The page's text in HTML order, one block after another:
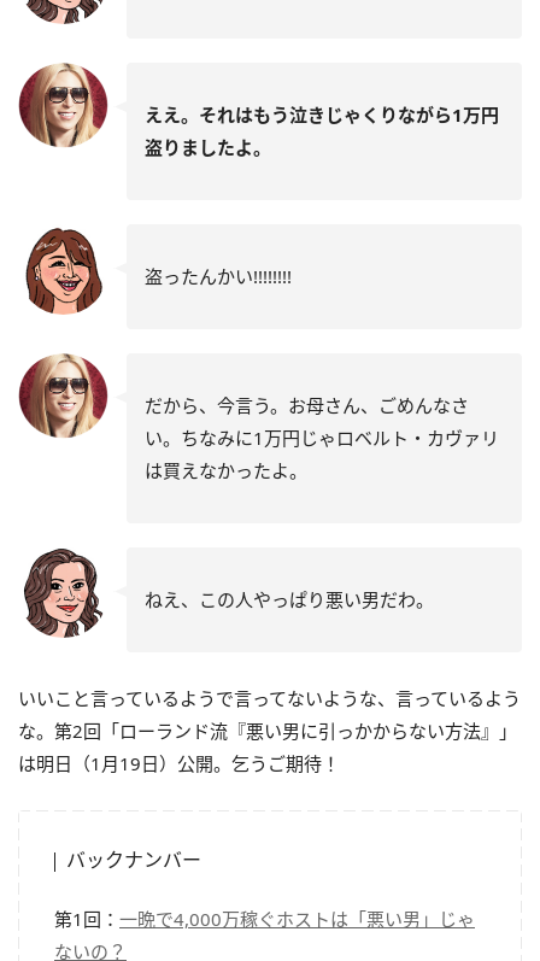
ええ。それはもう泣きじゃくりながら1万円
盗りましたよ。
盗ったんかい!!!!!!!!
だから、今言う。お母さん、ごめんなさ
い。ちなみに1万円じゃロベルト・カヴァリ
は買えなかったよ。
ねえ、この人やっぱり悪い男だわ。
いいこと言っているようで言ってないような、言っているよう
な。第2回「ローランド流『悪い男に引っかからない方法』」
は明日（1月19日）公開。 乞うご期待！
バックナンバー
第1回： 一晩で4,000万稼ぐホストは「悪い男」じゃ
ないの？